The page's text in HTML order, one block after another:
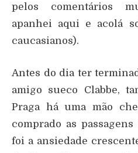
pelos comentários
apanhei aqui e acolá
caucasianos).
Antes do dia ter
amigo sueco Clabbe,
Praga há uma mão
comprado as
foi a ansiedade